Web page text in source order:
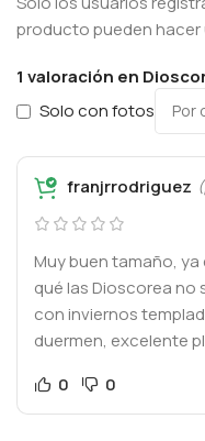
1 valoración en
Solo con fotos
franjrrodriguez
Muy buen tamaño,
qué las Dioscorea no
con inviernos
duermen, excelente
0
0
producto pueden hacer